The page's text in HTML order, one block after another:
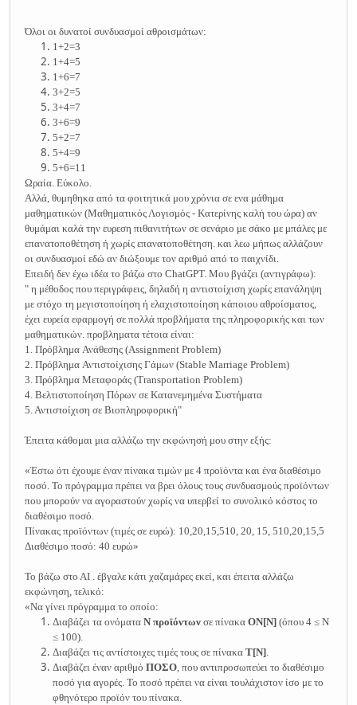
Όλοι οι δυνατοί συνδυασμοί αθροισμάτων:
1+2=3
1+4=5
1+6=7
3+2=5
3+4=7
3+6=9
5+2=7
5+4=9
5+6=11
Ωραία. Εύκολο.
Αλλά, θυμηθηκα από τα φοιτητικά μου χρόνια σε ενα μάθημα
μαθηματικών (Μαθηματικός Λογισμός - Κατερίνης καλή του ώρα) αν
θυμάμαι καλά την ευρεση πιθανιτήτων σε σενάριο με σάκο με μπάλες με
επανατοποθέτηση ή χωρίς επανατοποθέτηση. και λεω μήπως αλλάζουν
οι συνδυασμοί εδώ αν διώξουμε τον αριθμό από το παιχνίδι.
Επειδή δεν έχω ιδέα το βάζω στο ChatGPT. Μου βγάζει (αντιγράφω):
" η μέθοδος που περιγράφεις, δηλαδή η αντιστοίχιση χωρίς επανάληψη
με στόχο τη μεγιστοποίηση ή ελαχιστοποίηση κάποιου αθροίσματος,
έχει ευρεία εφαρμογή σε πολλά προβλήματα της πληροφορικής και των
μαθηματικών. προβληματα τέτοια είναι:
1. Πρόβλημα Ανάθεσης (Assignment Problem)
2. Πρόβλημα Αντιστοίχισης Γάμων (Stable Marriage Problem)
3. Πρόβλημα Μεταφοράς (Transportation Problem)
4. Βελτιστοποίηση Πόρων σε Κατανεμημένα Συστήματα
5. Αντιστοίχιση σε Βιοπληροφορική"
Έπειτα κάθομαι μια αλλάζω την εκφώνησή μου στην εξής:
«Έστω ότι έχουμε έναν πίνακα τιμών με 4 προϊόντα και ένα διαθέσιμο
ποσό. Το πρόγραμμα πρέπει να βρει όλους τους συνδυασμούς προϊόντων
που μπορούν να αγοραστούν χωρίς να υπερβεί το συνολικό κόστος το
διαθέσιμο ποσό.
Πίνακας προϊόντων (τιμές σε ευρώ): 10,20,15,510, 20, 15, 510,20,15,5
Διαθέσιμο ποσό: 40 ευρώ»
Το βάζω στο ΑΙ . έβγαλε κάτι χαζαμάρες εκεί, και έπειτα αλλάζω
εκφώνηση, τελικό:
«Να γίνει πρόγραμμα το οποίο:
Διαβάζει τα ονόματα Ν προϊόντων σε πίνακα ΟΝ[Ν] (όπου 4 ≤ Ν
≤ 100).
Διαβάζει τις αντίστοιχες τιμές τους σε πίνακα Τ[Ν].
Διαβάζει έναν αριθμό ΠΟΣΟ, που αντιπροσωπεύει το διαθέσιμο
ποσό για αγορές. Το ποσό πρέπει να είναι τουλάχιστον ίσο με το
φθηνότερο προϊόν του πίνακα.